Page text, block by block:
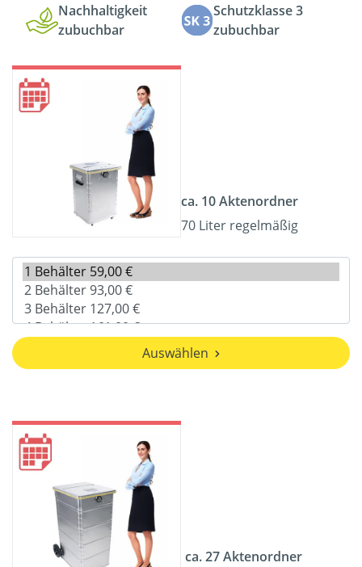
Nachhaltigkeit
zubuchbar
Schutzklasse 3
zubuchbar
ca. 10 Aktenordner
70 Liter regelmäßig
Auswählen
ca. 27 Aktenordner